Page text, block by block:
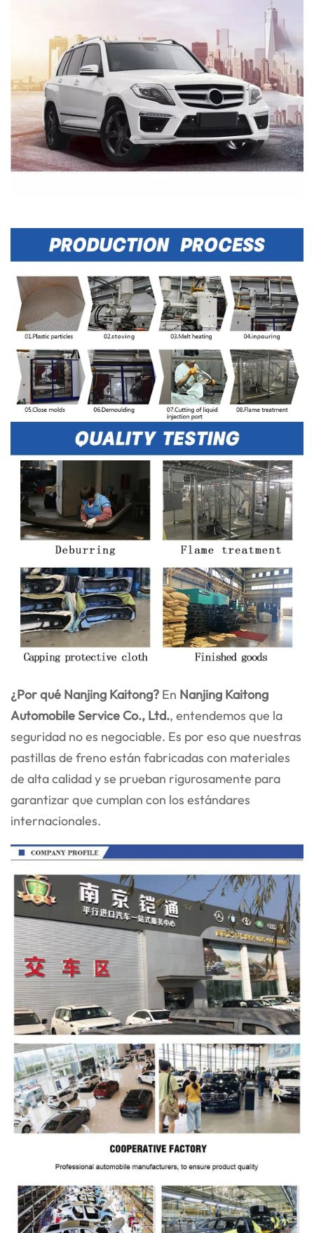
¿Por qué Nanjing Kaitong? En Nanjing Kaitong
Automobile Service Co., Ltd., entendemos que la
seguridad no es negociable. Es por eso que nuestras
pastillas de freno están fabricadas con materiales
de alta calidad y se prueban rigurosamente para
garantizar que cumplan con los estándares
internacionales.